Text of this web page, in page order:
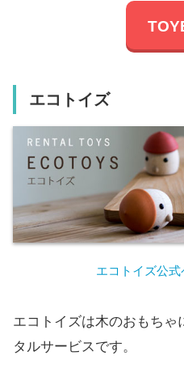
エコトイズ
エコトイズ公
エコトイズは木のおもちゃ
タルサービスです。